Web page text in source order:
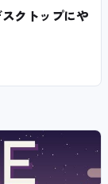
クトップにや